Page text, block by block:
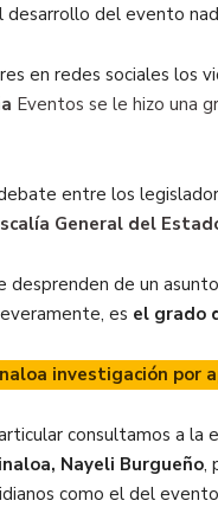
del evento
en redes sociales los
Eventos se le hizo una
entre los
General del
desprenden de un
es el grado
investigación por
consultamos a la
Nayeli Burgueño,
como el del